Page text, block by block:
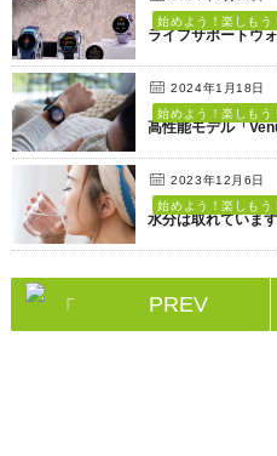
始めよう！楽しも
ライフサポートウ
2024年1月18日
始めよう！楽しも
高性能モデル「
2023年12月6日
始めよう！楽しも
水分は取れていま
PREV